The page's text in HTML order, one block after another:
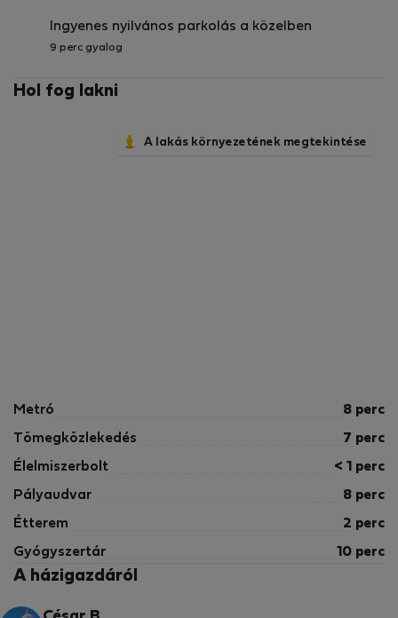
Ingyenes nyilvános parkolás a közelben
9 perc gyalog
Hol fog lakni
A lakás környezetének megtekintése
Metró 8 perc
Tömegközlekedés 7 perc
Élelmiszerbolt < 1 perc
Pályaudvar 8 perc
Étterem 2 perc
Gyógyszertár 10 perc
A házigazdáról